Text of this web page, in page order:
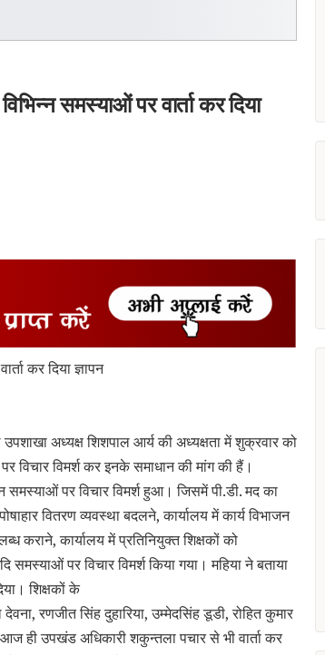
समस्याओं पर वार्ता कर दिया
कर दिया ज्ञापन
अध्यक्ष शिशपाल आर्य की अध्यक्षता में शुक्रवार को
विमर्श कर इनके समाधान की मांग की हैं।
समस्याओं पर विचार विमर्श हुआ। जिसमें पी.डी. मद का
वितरण व्यवस्था बदलने, कार्यालय में कार्य विभाजन
कराने, कार्यालय में प्रतिनियुक्त शिक्षकों को
समस्याओं पर विचार विमर्श किया गया। महिया ने बताया
शिक्षकों के
रणजीत सिंह दुहारिया, उम्मेदसिंह डूडी, रोहित कुमार
ही उपखंड अधिकारी शकुन्तला पचार से भी वार्ता कर